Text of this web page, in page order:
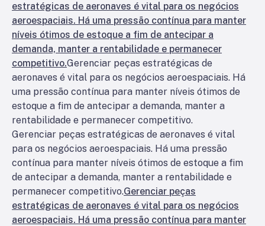
estratégicas de aeronaves é vital para os negócios
aeroespaciais. Há uma pressão contínua para manter
níveis ótimos de estoque a fim de antecipar a
demanda, manter a rentabilidade e permanecer
competitivo.Gerenciar peças estratégicas de
aeronaves é vital para os negócios aeroespaciais. Há
uma pressão contínua para manter níveis ótimos de
estoque a fim de antecipar a demanda, manter a
rentabilidade e permanecer competitivo.
Gerenciar peças estratégicas de aeronaves é vital
para os negócios aeroespaciais. Há uma pressão
contínua para manter níveis ótimos de estoque a fim
de antecipar a demanda, manter a rentabilidade e
permanecer competitivo.Gerenciar peças
estratégicas de aeronaves é vital para os negócios
aeroespaciais. Há uma pressão contínua para manter